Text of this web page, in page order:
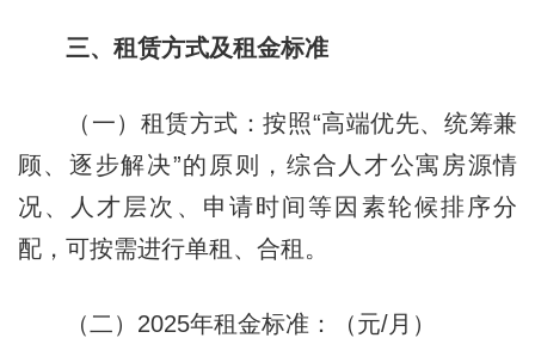
三、租赁方式及租金标准
（一）租赁方式：按照“高端优先、统筹兼
顾、逐步解决”的原则，综合人才公寓房源情
况、人才层次、申请时间等因素轮候排序分
配，可按需进行单租、合租。
（二）2025年租金标准：（元/月）